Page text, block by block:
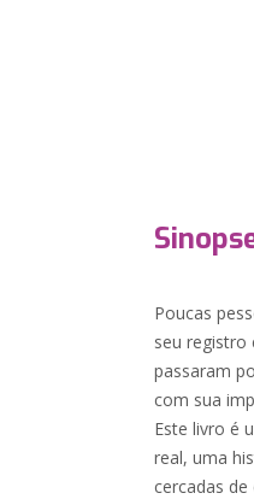
Poucas
seu registro
passaram
com sua
Este livro é
real, uma
cercadas